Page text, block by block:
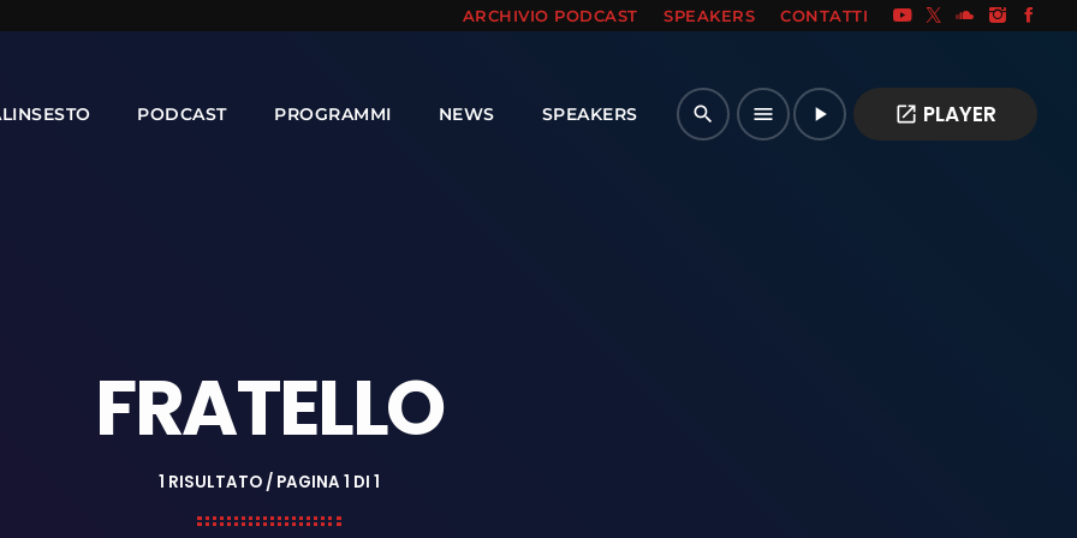
ARCHIVIO PODCAST SPEAKERS CONTATTI
PODCAST PROGRAMMI NEWS SPEAKERS search menu play_arrow open_in_new PLAYER
FRATELLO
1 RISULTATO / PAGINA 1 DI 1